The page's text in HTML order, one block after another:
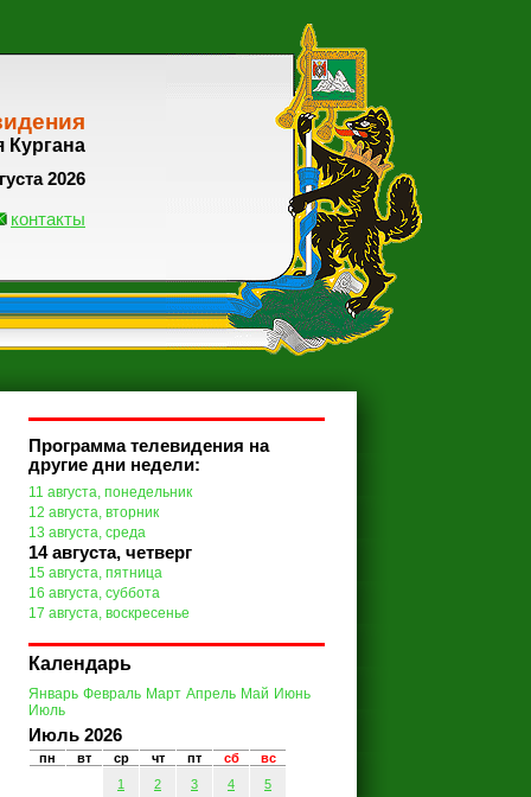
Кургана
2026
контакты
Программа телевидения на
другие дни недели:
11 августа, понедельник
12 августа, вторник
13 августа, среда
14 августа, четверг
15 августа, пятница
16 августа, суббота
17 августа, воскресенье
Календарь
Январь Февраль Март Апрель Май Июнь
Июль
Июль 2026
пн вт ср чт пт сб
вс
1
2 3 4 5